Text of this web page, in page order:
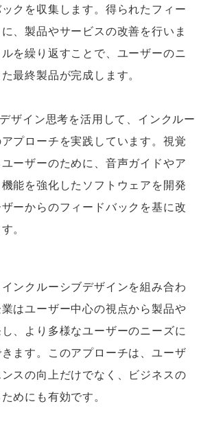
クを収集します。得られたフィー
、製品やサービスの改善を行いま
を繰り返すことで、ユーザーのニ
最終製品が完成します。
ザイン思考を活用して、インクルー
プローチを実践しています。視覚
ーザーのために、音声ガイドやア
能を強化したソフトウェアを開発
ーからのフィードバックを基に改
。
ンクルーシブデザインを組み合わ
はユーザー中心の視点から製品や
、より多様なユーザーのニーズに
ます。このアプローチは、ユーザ
スの向上だけでなく、ビジネスの
めにも有効です。